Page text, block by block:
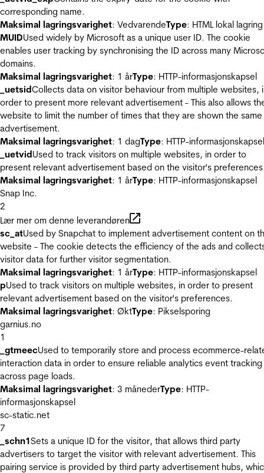
corresponding name.
Maksimal lagringsvarighet: VedvarendeType: HTML lokal lagring
MUIDUsed widely by Microsoft as a unique user ID. The cookie
enables user tracking by synchronising the ID across many
domains.
Maksimal lagringsvarighet: 1 årType: HTTP-informasjonskapsel
_uetsidCollects data on visitor behaviour from multiple websites,
order to present more relevant advertisement - This also allows
website to limit the number of times that they are shown the same
advertisement.
Maksimal lagringsvarighet: 1 dagType: HTTP-informasjonskapsel
_uetvidUsed to track visitors on multiple websites, in order to
present relevant advertisement based on the visitor's
Maksimal lagringsvarighet: 1 årType: HTTP-informasjonskapsel
Snap Inc.
2
Lær mer om denne leverandøren
sc_atUsed by Snapchat to implement advertisement content on
website - The cookie detects the efficiency of the ads and
visitor data for further visitor segmentation.
Maksimal lagringsvarighet: 1 årType: HTTP-informasjonskapsel
pUsed to track visitors on multiple websites, in order to present
relevant advertisement based on the visitor's preferences.
Maksimal lagringsvarighet: ØktType: Pikselsporing
garnius.no
1
_gtmeecUsed to temporarily store and process ecommerce-
interaction data in order to ensure reliable analytics event tracking
across page loads.
Maksimal lagringsvarighet: 3 månederType: HTTP-
informasjonskapsel
sc-static.net
7
_schn1Sets a unique ID for the visitor, that allows third party
advertisers to target the visitor with relevant advertisement. This
pairing service is provided by third party advertisement hubs,